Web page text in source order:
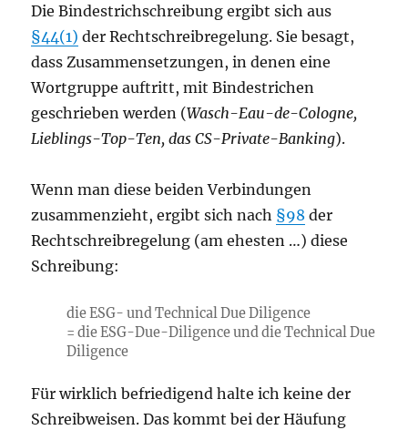
Die Bindestrichschreibung ergibt sich aus
§44(1) der Rechtschreibregelung. Sie besagt,
dass Zusammensetzungen, in denen eine
Wortgruppe auftritt, mit Bindestrichen
geschrieben werden (Wasch-Eau-de-Cologne,
Lieblings-Top-Ten, das CS-Private-Banking).
Wenn man diese beiden Verbindungen
zusammenzieht, ergibt sich nach §98 der
Rechtschreibregelung (am ehesten …) diese
Schreibung:
die ESG- und Technical Due Diligence
= die ESG-Due-Diligence und die Technical Due
Diligence
Für wirklich befriedigend halte ich keine der
Schreibweisen. Das kommt bei der Häufung